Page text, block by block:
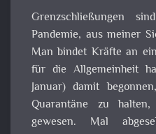
Grenzschließungen
Pandemie, aus meiner
Man bindet Kräfte an
für die Allgemeinheit
Januar) damit
Quarantäne zu
gewesen. Mal